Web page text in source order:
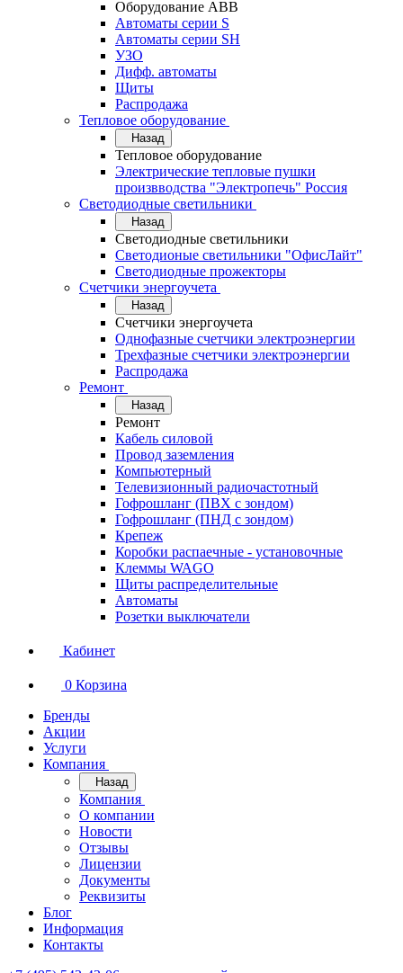
Оборудование АВВ
Автоматы серии S
Автоматы серии SH
УЗО
Дифф. автоматы
Щиты
Распродажа
Тепловое оборудование
Назад
Тепловое оборудование
Электрические тепловые пушки
произвводства "Электропечь" Россия
Светодиодные светильники
Назад
Светодиодные светильники
Светодионые светильники "ОфисЛайт"
Светодиодные прожекторы
Счетчики энергоучета
Назад
Счетчики энергоучета
Однофазные счетчики электроэнергии
Трехфазные счетчики электроэнергии
Распродажа
Ремонт
Назад
Ремонт
Кабель силовой
Провод заземления
Компьютерный
Телевизионный радиочастотный
Гофрошланг (ПВХ с зондом)
Гофрошланг (ПНД с зондом)
Крепеж
Коробки распаечные - установочные
Клеммы WAGO
Щиты распределительные
Автоматы
Розетки выключатели
Кабинет
0 Корзина
Бренды
Акции
Услуги
Компания
Назад
Компания
О компании
Новости
Отзывы
Лицензии
Документы
Реквизиты
Блог
Информация
Контакты